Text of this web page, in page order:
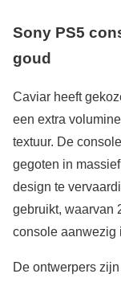
Sony PS5
goud
Caviar heeft
een extra
textuur. De
gegoten in
design te
gebruikt, waarvan
console aanwezig
De ontwerpers